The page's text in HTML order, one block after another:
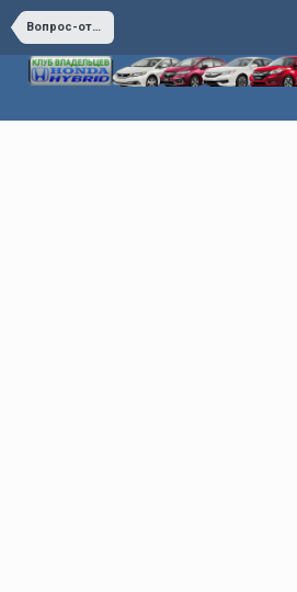
Вопрос-ответ (коллективный разум)